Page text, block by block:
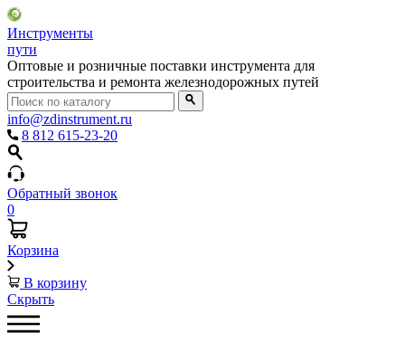
Инструменты
пути
Оптовые и розничные поставки инструмента для
строительства и ремонта железнодорожных путей
info@zdinstrument.ru
8 812 615-23-20
Обратный звонок
0
Корзина
В корзину
Скрыть